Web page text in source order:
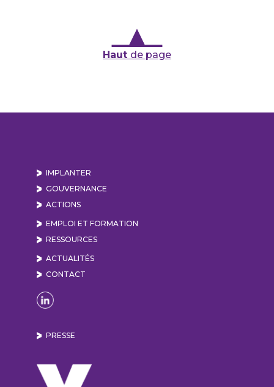
Haut de page
IMPLANTER
GOUVERNANCE
ACTIONS
EMPLOI ET FORMATION
RESSOURCES
ACTUALITÉS
CONTACT
Naviguer sur la page Linkedin de Lyon Vallée
PRESSE